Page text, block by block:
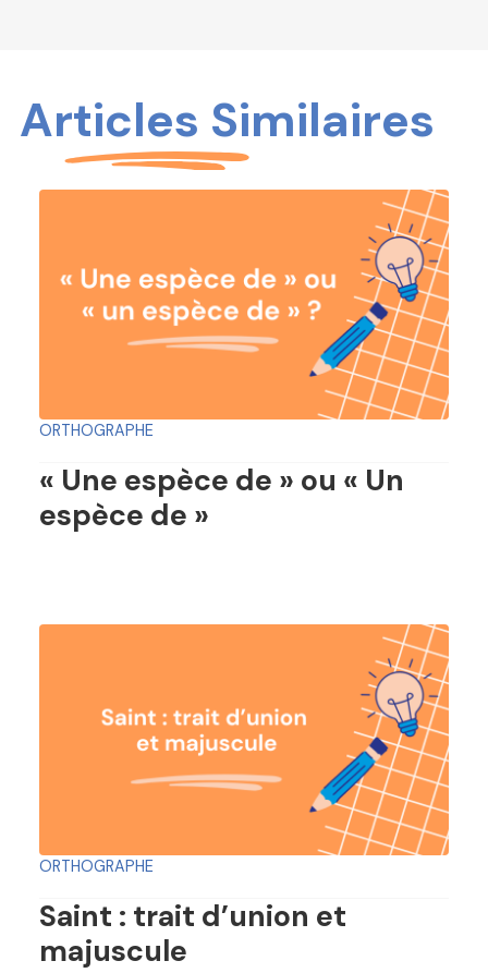
Articles Similaires
ORTHOGRAPHE
« Une espèce de » ou « Un
espèce de »
ORTHOGRAPHE
Saint : trait d’union et
majuscule